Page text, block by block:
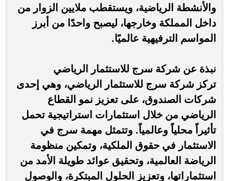
والأنشطة الرياضية، ويستقطب ملايين الزوار من
داخل المملكة وخارجها، ليصبح واحدًا من أبرز
المواسم الترفيهية عالميًا.
نبذة عن شركة سرج للاستثمار الرياضي
تركز شركة سرج للاستثمار الرياضي، وهي إحدى
شركات الصندوق، على تعزيز نمو القطاع
الرياضي من خلال استثمارات استراتيجية تحمل
تأثيراً محلياً وعالمياً. وتتمثل مهمة سرج في
الاستثمار في حقوق الملكية، وتمكين منظومة
الرياضة العالمية، وتحقيق عوائد طويلة الأمد من
استثماراتها، وتعزيز الحلول المبتكرة، والوصول